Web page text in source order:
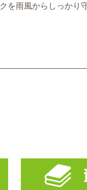
を雨風からしっかり